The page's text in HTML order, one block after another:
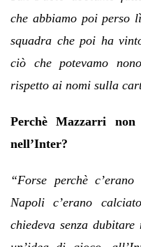
che abbiamo poi perso
squadra che poi ha
ciò che potevamo
rispetto ai nomi sulla
Perchè Mazzarri
nell’Inter?
“Forse perchè
Napoli c’erano
chiedeva senza